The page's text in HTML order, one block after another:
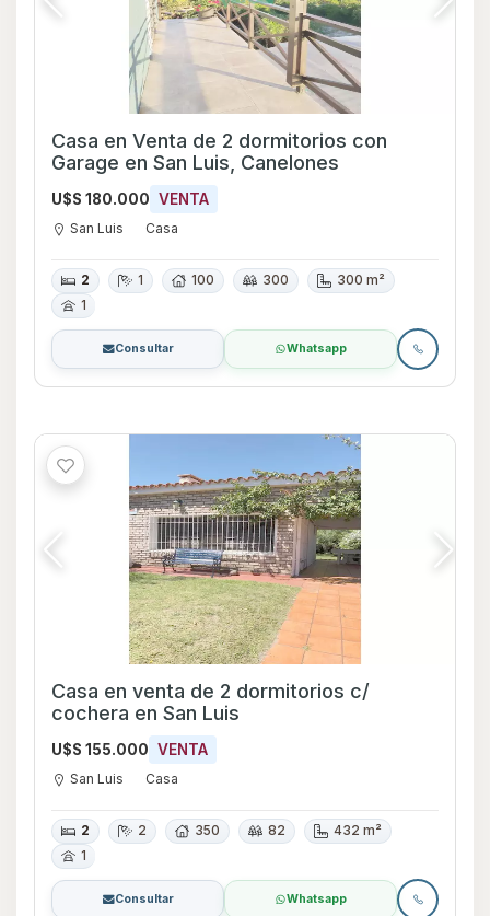
Casa en Venta de 2 dormitorios con
Garage en San Luis, Canelones
U$S 180.000 VENTA
San Luis Casa
2 1 100 300
300 m²
1
Consultar Whatsapp
Casa en venta de 2 dormitorios c/
cochera en San Luis
U$S 155.000 VENTA
San Luis Casa
2 2 350 82
432 m²
1
Consultar Whatsapp